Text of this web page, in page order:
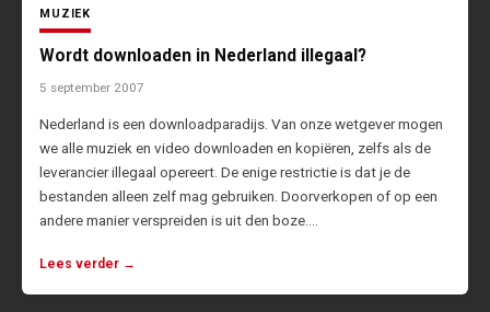
MUZIEK
Wordt downloaden in Nederland illegaal?
5 september 2007
Nederland is een downloadparadijs. Van onze wetgever mogen
we alle muziek en video downloaden en kopiëren, zelfs als de
leverancier illegaal opereert. De enige restrictie is dat je de
bestanden alleen zelf mag gebruiken. Doorverkopen of op een
andere manier verspreiden is uit den boze.…
Lees verder →